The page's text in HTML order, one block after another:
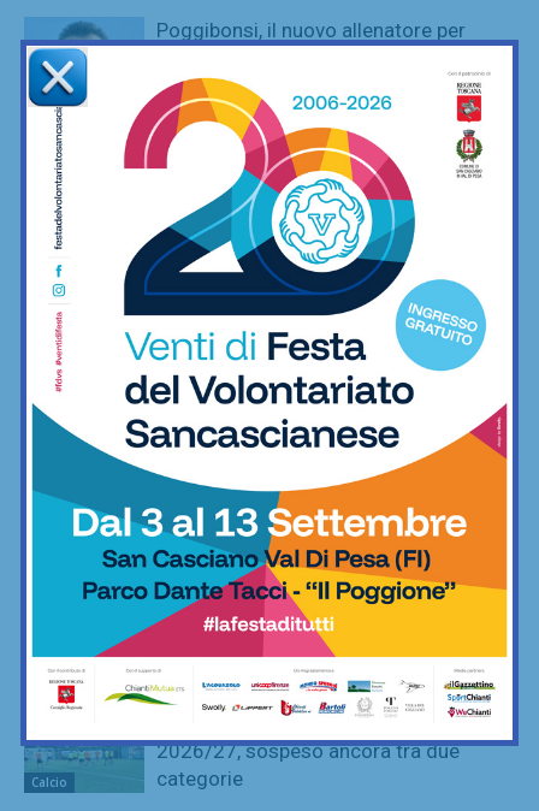
Calcio
Poggibonsi, il nuovo allenatore per
Equitazione
Anastasia Chechi, figlia di Jury,
convocata nella Nazionale Young
Riders agli Europei di equitazione
Calcio
È ripescaggio: il Grassina fa festa e
torna in Serie D dopo 5 anni
Fitness
SportLab21 non va in vacanza: palestra
aperta per tutto il mese di agosto
Poggibonsi, prime mosse: Fusci
confermato direttore tecnico. In serata
presentazione del nuovo allenatore
Calcio
La Virtus Lilliano e il ripescaggio in
Seconda: “Una gioia immensa. Pronti
ad affrontare la nuova avventura”
Calcio
Grassina al lavoro per la stagione
2026/27, sospeso ancora tra due
categorie